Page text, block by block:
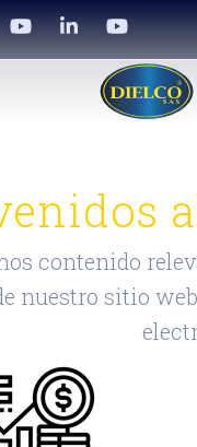
contenido
nuestro sitio